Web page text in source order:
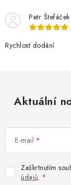
Petr Štefáček
Rychlost dodání
Aktuální
E-mail
Zaškrtnutím
údajů.